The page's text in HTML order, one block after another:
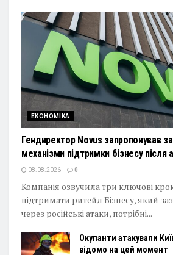
ЕКОНОМІКА
Гендиректор Novus запропонував
механізми підтримки бізнесу після
08.08.2026 0
Компанія озвучила три ключові
підтримати ритейл Бізнесу, який
через російські атаки, потрібні...
Окупанти атакували
відомо на цей момент